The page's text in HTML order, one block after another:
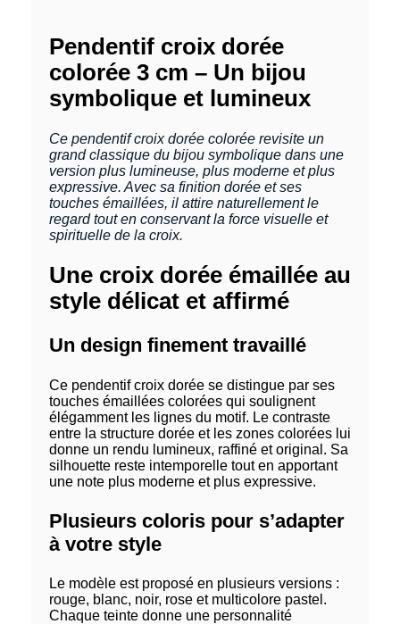
Pendentif croix dorée
colorée 3 cm – Un bijou
symbolique et lumineux
Ce pendentif croix dorée colorée revisite un
grand classique du bijou symbolique dans une
version plus lumineuse, plus moderne et plus
expressive. Avec sa finition dorée et ses
touches émaillées, il attire naturellement le
regard tout en conservant la force visuelle et
spirituelle de la croix.
Une croix dorée émaillée au
style délicat et affirmé
Un design finement travaillé
Ce pendentif croix dorée se distingue par ses
touches émaillées colorées qui soulignent
élégamment les lignes du motif. Le contraste
entre la structure dorée et les zones colorées lui
donne un rendu lumineux, raffiné et original. Sa
silhouette reste intemporelle tout en apportant
une note plus moderne et plus expressive.
Plusieurs coloris pour s’adapter
à votre style
Le modèle est proposé en plusieurs versions :
rouge, blanc, noir, rose et multicolore pastel.
Chaque teinte donne une personnalité